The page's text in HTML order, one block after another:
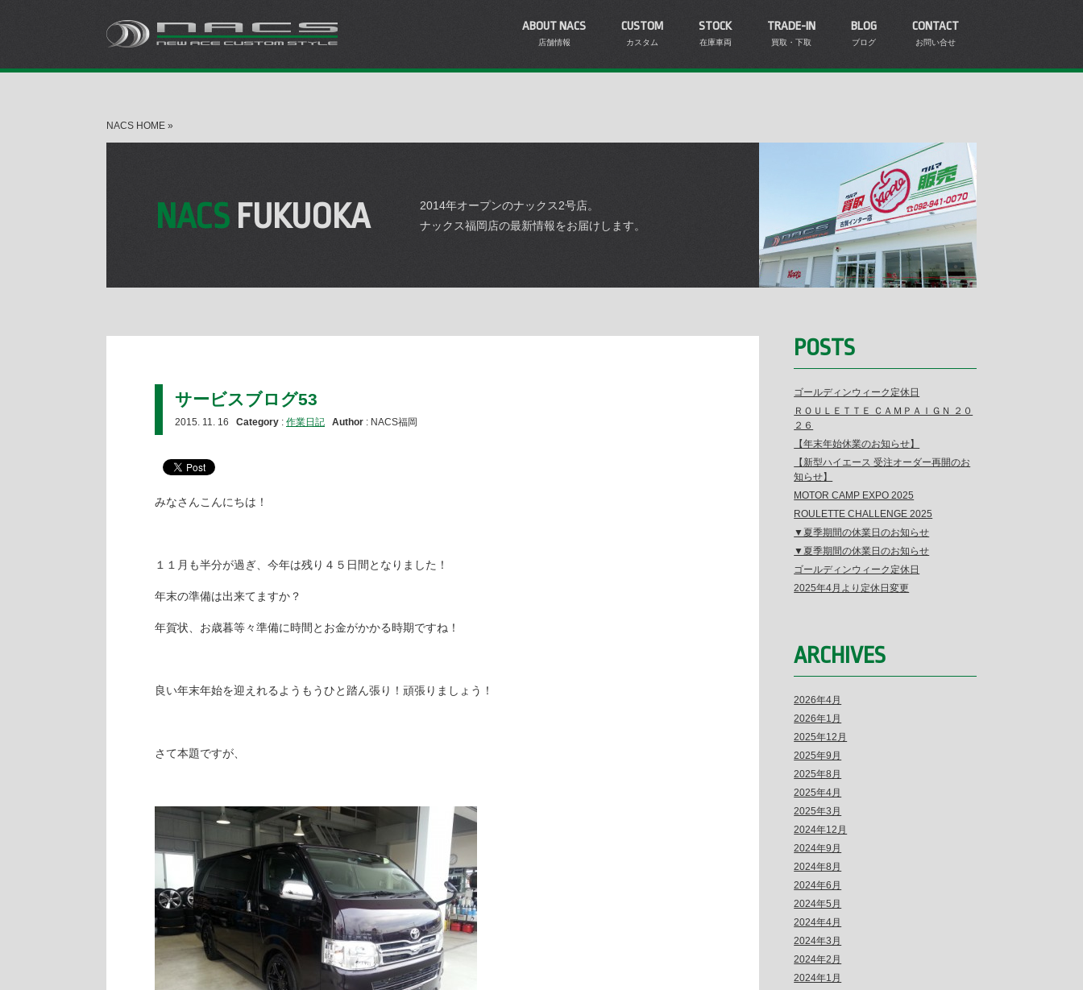
ABOUT NACS
店舗情報
CUSTOM
カスタム
STOCK
在庫車両
TRADE-IN
買取・下取
BLOG
ブログ
CONTACT
お問い合せ
NACS HOME »
NACS FUKUOKA
2014年オープンのナックス2号店。
ナックス福岡店の最新情報をお届けします。
サービスブログ53
2015. 11. 16 Category : 作業日記 Author : NACS福岡
みなさんこんにちは！
１１月も半分が過ぎ、今年は残り４５日間となりました！
年末の準備は出来てますか？
年賀状、お歳暮等々準備に時間とお金がかかる時期ですね！
良い年末年始を迎えれるようもうひと踏ん張り！頑張りましょう！
さて本題ですが、
POSTS
ゴールディンウィーク定休日
ＲＯＵＬＥＴＴＥ ＣＡＭＰＡＩＧＮ ２０
２６
【年末年始休業のお知らせ】
【新型ハイエース 受注オーダー再開のお
知らせ】
MOTOR CAMP EXPO 2025
ROULETTE CHALLENGE 2025
▼夏季期間の休業日のお知らせ
▼夏季期間の休業日のお知らせ
ゴールディンウィーク定休日
2025年4月より定休日変更
ARCHIVES
2026年4月
2026年1月
2025年12月
2025年9月
2025年8月
2025年4月
2025年3月
2024年12月
2024年9月
2024年8月
2024年6月
2024年5月
2024年4月
2024年3月
2024年2月
2024年1月